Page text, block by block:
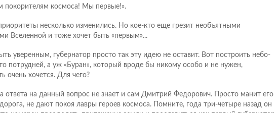
покорителям космоса! Мы первые!».
несколько изменились. Но кое-кто еще грезит необъятными
Вселенной и тоже хочет быть «первым»...
уверенным, губернатор просто так эту идею не оставит. Вот построить небо-
потрудней, а уж «Буран», который вроде бы никому особо и не нужен,
очень хочется. Для чего?
ответа на данный вопрос не знает и сам Дмитрий Федорович. Просто манит его
не дают покоя лавры героев космоса. Помните, года три-четыре назад он